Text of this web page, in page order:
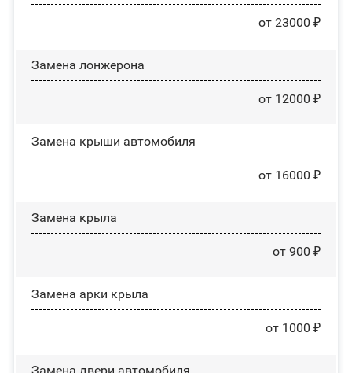
от 23000 ₽
Замена лонжерона
от 12000 ₽
Замена крыши автомобиля
от 16000 ₽
Замена крыла
от 900 ₽
Замена арки крыла
от 1000 ₽